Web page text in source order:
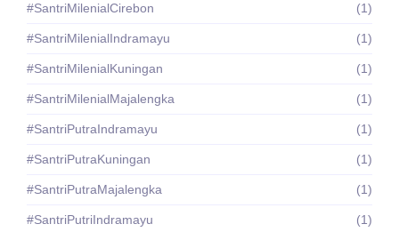
#SantriMilenialCirebon (1)
#SantriMilenialIndramayu (1)
#SantriMilenialKuningan (1)
#SantriMilenialMajalengka (1)
#SantriPutraIndramayu (1)
#SantriPutraKuningan (1)
#SantriPutraMajalengka (1)
#SantriPutriIndramayu (1)